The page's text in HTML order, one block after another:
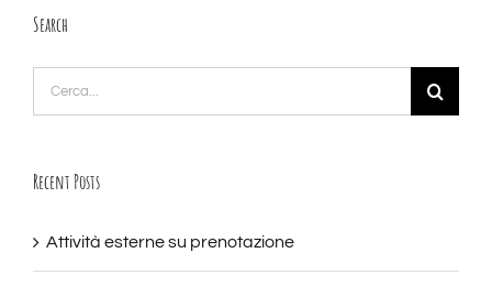
Search
Cerca
per:
Recent Posts
Attività esterne su prenotazione